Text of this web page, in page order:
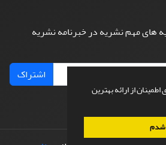
از ارائه بهترین
شدم
های مهم نشریه در خبرنامه نشریه
اشتراک